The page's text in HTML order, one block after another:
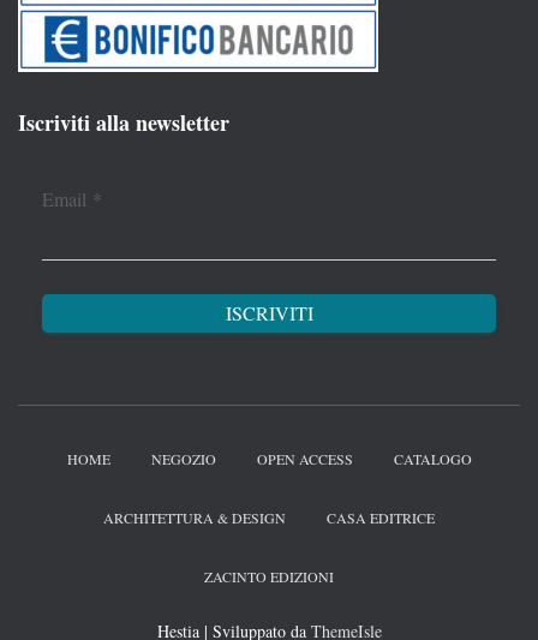
Iscriviti alla newsletter
Email *
HOME NEGOZIO OPEN ACCESS CATALOGO
ARCHITETTURA & DESIGN CASA EDITRICE
ZACINTO EDIZIONI
Hestia | Sviluppato da ThemeIsle